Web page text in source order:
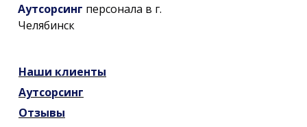
Отзывы
Аутсорсинг
Наши клиенты
Аутсорсинг персонала в г.
Челябинск